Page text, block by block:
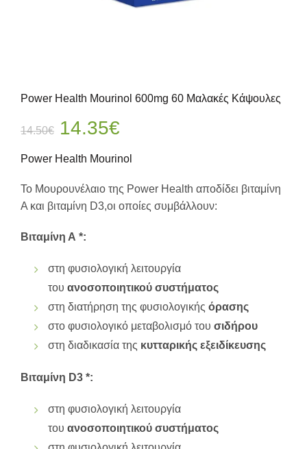
Power Health Mourinol 600mg 60 Μαλακές Κάψουλες
14.50€ Original
price
was:
14.50€.
14.35€
τρέχουσα
τιμή
είναι:
Power Health Mourinol
Το Μουρουνέλαιο της Power Health αποδίδει βιταμίνη
Α και βιταμίνη D3,οι οποίες συμβάλλουν:
Βιταμίνη Α *:
στη φυσιολογική λειτουργία
του ανοσοποιητικού συστήματος
στη διατήρηση της φυσιολογικής όρασης
στο φυσιολογικό μεταβολισμό του σιδήρου
στη διαδικασία της κυτταρικής εξειδίκευσης
Βιταμίνη D3 *:
στη φυσιολογική λειτουργία
του ανοσοποιητικού συστήματος